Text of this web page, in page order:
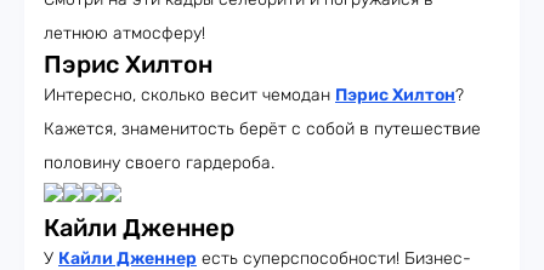
летнюю атмосферу!
Пэрис Хилтон
Интересно, сколько весит чемодан Пэрис Хилтон?
Кажется, знаменитость берёт с собой в путешествие
половину своего гардероба.
Кайли Дженнер
У Кайли Дженнер есть суперспособности! Бизнес-